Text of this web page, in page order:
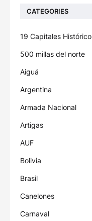
CATEGORIES
19 Capitales Histórico
500 millas del norte
Aiguá
Argentina
Armada Nacional
Artigas
AUF
Bolivia
Brasil
Canelones
Carnaval